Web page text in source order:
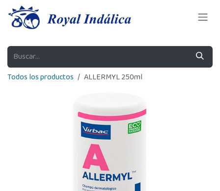
Ir al contenido
Todos los productos ALLERMYL 250ml